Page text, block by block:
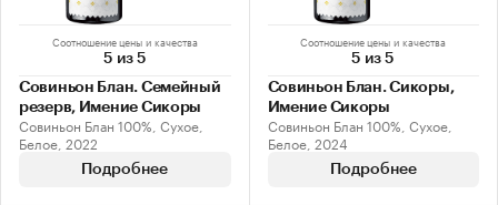
Соотношение цены и качества
5 из 5
Совиньон Блан. Семейный
резерв, Имение Сикоры
Совиньон Блан 100%, Сухое,
Белое, 2022
Подробнее
Соотношение цены и качества
5 из 5
Совиньон Блан. Сикоры,
Имение Сикоры
Совиньон Блан 100%, Сухое,
Белое, 2024
Подробнее